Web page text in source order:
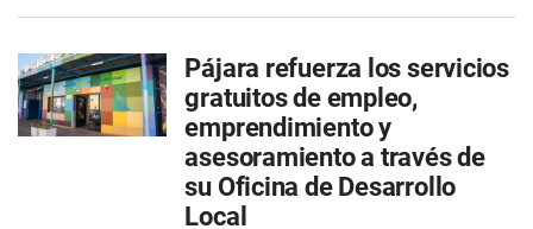
Pájara refuerza los servicios
gratuitos de empleo,
emprendimiento y
asesoramiento a través de
su Oficina de Desarrollo
Local